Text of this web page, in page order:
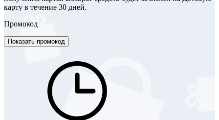
карту в течение 30 дней.
Промокод
Показать промокод